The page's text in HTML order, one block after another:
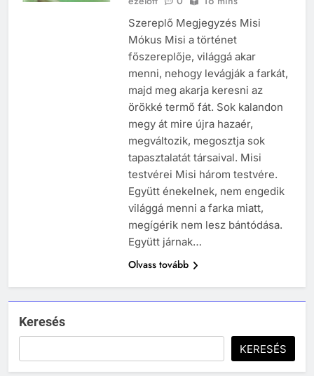
Szereplő Megjegyzés Misi
Mókus Misi a történet
főszereplője, világgá akar
menni, nehogy levágják a farkát,
majd meg akarja keresni az
örökké termő fát. Sok kalandon
megy át mire újra hazaér,
megváltozik, megosztja sok
tapasztalatát társaival. Misi
testvérei Misi három testvére.
Együtt énekelnek, nem engedik
világgá menni a farka miatt,
megígérik nem lesz bántódása.
Együtt járnak…
Olvass tovább
Keresés
KERESÉS
Kik voltak a három királyok?
KIK VOLTAK?
TÖRTÉNELEM ÉRDEKESSÉGEK
A középkor titkai: Mi rejtőzött a
várak falai mögött?
MIKOR VOLT?
TÖRTÉNELEM ÉRDEKESSÉGEK
Mikor volt a római birodalom
bukása, és mi történt utána?
MIKOR VOLT?
TÖRTÉNELEM ÉRDEKESSÉGEK
Ki volt Zeusz?
KIK VOLTAK?
2
Gárdonyi Géza: Az egri csillagok